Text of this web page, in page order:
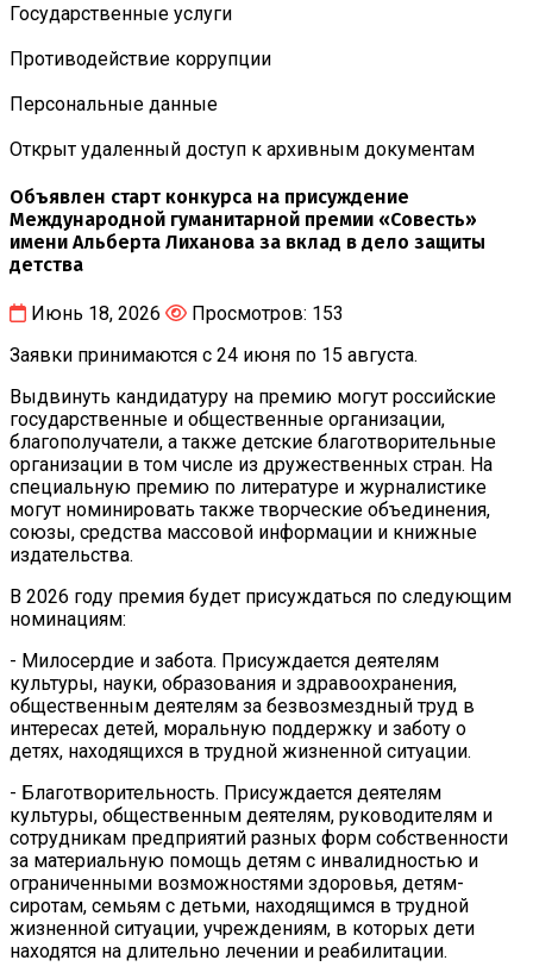
Государственные услуги
Противодействие коррупции
Персональные данные
Открыт удаленный доступ к архивным документам
Объявлен старт конкурса на присуждение
Международной гуманитарной премии «Совесть»
имени Альберта Лиханова за вклад в дело защиты
детства
Июнь 18, 2026
Просмотров: 153
Заявки принимаются с 24 июня по 15 августа.
Выдвинуть кандидатуру на премию могут российские
государственные и общественные организации,
благополучатели, а также детские благотворительные
организации в том числе из дружественных стран. На
специальную премию по литературе и журналистике
могут номинировать также творческие объединения,
союзы, средства массовой информации и книжные
издательства.
В 2026 году премия будет присуждаться по следующим
номинациям:
- Милосердие и забота. Присуждается деятелям
культуры, науки, образования и здравоохранения,
общественным деятелям за безвозмездный труд в
интересах детей, моральную поддержку и заботу о
детях, находящихся в трудной жизненной ситуации.
- Благотворительность. Присуждается деятелям
культуры, общественным деятелям, руководителям и
сотрудникам предприятий разных форм собственности
за материальную помощь детям с инвалидностью и
ограниченными возможностями здоровья, детям-
сиротам, семьям с детьми, находящимся в трудной
жизненной ситуации, учреждениям, в которых дети
находятся на длительно лечении и реабилитации.